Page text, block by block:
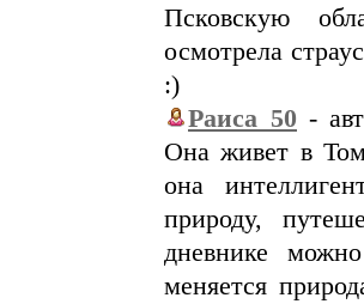
Псковскую
осмотрела
:)
Раиса_50 -
Она живет в
она
природу,
дневнике
меняется